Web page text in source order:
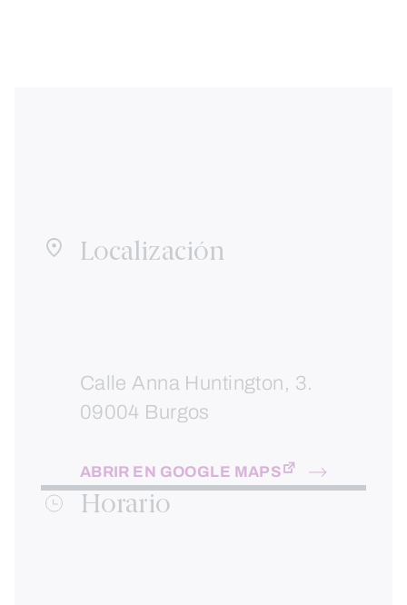
Localización
Calle Anna Huntington, 3.
09004 Burgos
ABRIR EN GOOGLE MAPS
Horario